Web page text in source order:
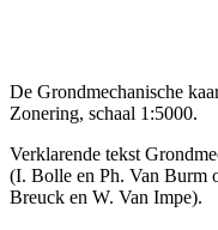
De Grondmechanische
Zonering, schaal 1:5000.
Verklarende tekst
(I. Bolle en Ph. Van Burm
Breuck en W. Van Impe).